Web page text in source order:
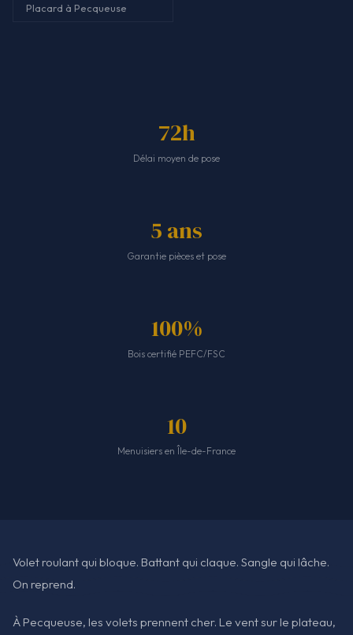
Placard à Pecqueuse
72h
Délai moyen de pose
5 ans
Garantie pièces et pose
100%
Bois certifié PEFC/FSC
10
Menuisiers en Île-de-France
Volet roulant qui bloque. Battant qui claque. Sangle qui lâche.
On reprend.
À Pecqueuse, les volets prennent cher. Le vent sur le plateau,